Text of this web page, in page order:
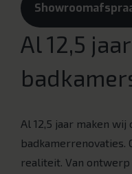
Al 12,5
Al 12,5 jaar maken
badkamerrenovaties.
realiteit. Van